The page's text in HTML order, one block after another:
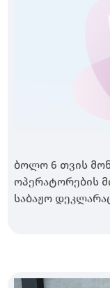
ბოლო 6 თვის
ოპერატორების
საბაჟო